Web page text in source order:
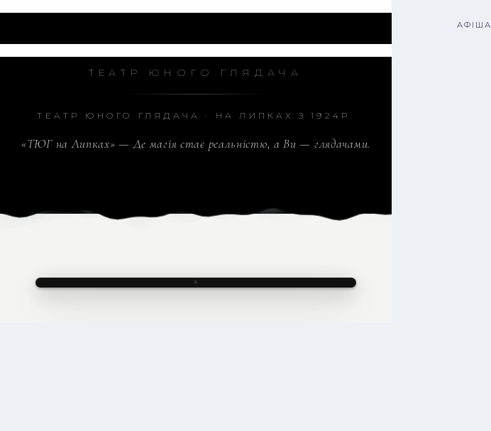
ТЕАТР ЮНОГО ГЛЯДАЧА
ТЕАТР ЮНОГО ГЛЯДАЧА · НА ЛИПКАХ З 1924Р.
«ТЮГ на Липках» — Де магія стає реальністю, а Ви — глядачами.
АФІША